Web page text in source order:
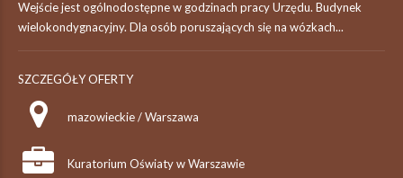
Wejście jest ogólnodostępne w godzinach pracy Urzędu. Budynek
wielokondygnacyjny. Dla osób poruszających się na wózkach...
SZCZEGÓŁY OFERTY
mazowieckie / Warszawa
Kuratorium Oświaty w Warszawie